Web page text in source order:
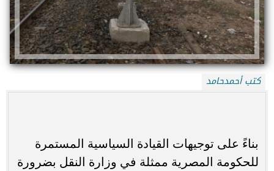
كتب أحمدحامد
بناءً على توجيهات القيادة السياسية المستمرة
للحكومة المصرية ممثلة في وزارة النقل بضرورة